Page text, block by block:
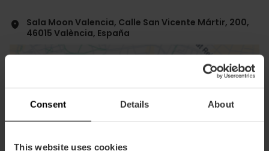
Consent Details About
This website uses cookies
Sala Moon Valencia, Calle San Vicente Mártir, 200,
46015 València, España